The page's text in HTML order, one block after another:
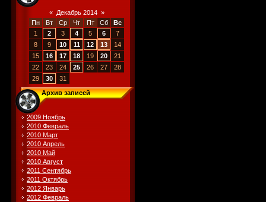
« Декабрь 2014 »
Пн
Вт Ср Чт Пт Сб
Вс
1
2 3 4 5 6
7
8
9 10 11 12 13
14
15
16 17 18 19 20
21
22
23 24 25 26 27
28
29
30
31
Архив записей
2009 Ноябрь
2010 Февраль
2010 Март
2010 Апрель
2010 Май
2010 Август
2011 Сентябрь
2011 Октябрь
2012 Январь
2012 Февраль